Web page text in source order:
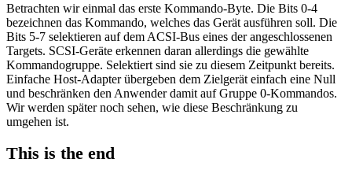
Betrachten wir einmal das erste Kommando-Byte. Die Bits 0-4
bezeichnen das Kommando, welches das Gerät ausführen soll. Die
Bits 5-7 selektieren auf dem ACSI-Bus eines der angeschlossenen
Targets. SCSI-Geräte erkennen daran allerdings die gewählte
Kommandogruppe. Selektiert sind sie zu diesem Zeitpunkt bereits.
Einfache Host-Adapter übergeben dem Zielgerät einfach eine Null
und beschränken den Anwender damit auf Gruppe 0-Kommandos.
Wir werden später noch sehen, wie diese Beschränkung zu
umgehen ist.
This is the end